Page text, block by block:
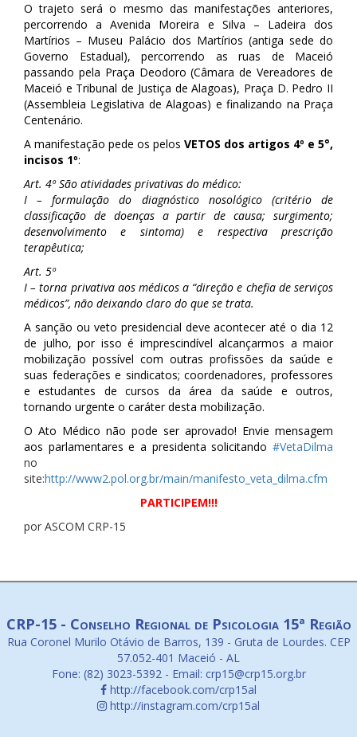
O trajeto será o mesmo das manifestações anteriores,
percorrendo a Avenida Moreira e Silva – Ladeira dos
Martírios – Museu Palácio dos Martírios (antiga sede do
Governo Estadual), percorrendo as ruas de Maceió
passando pela Praça Deodoro (Câmara de Vereadores de
Maceió e Tribunal de Justiça de Alagoas), Praça D. Pedro II
(Assembleia Legislativa de Alagoas) e finalizando na Praça
Centenário.
A manifestação pede os pelos VETOS dos artigos 4º e 5°,
incisos 1º:
Art. 4º São atividades privativas do médico:
I – formulação do diagnóstico nosológico (critério de
classificação de doenças a partir de causa; surgimento;
desenvolvimento e sintoma) e respectiva prescrição
terapêutica;
Art. 5º
I – torna privativa aos médicos a “direção e chefia de serviços
médicos”, não deixando claro do que se trata.
A sanção ou veto presidencial deve acontecer até o dia 12
de julho, por isso é imprescindível alcançarmos a maior
mobilização possível com outras profissões da saúde e
suas federações e sindicatos; coordenadores, professores
e estudantes de cursos da área da saúde e outros,
tornando urgente o caráter desta mobilização.
O Ato Médico não pode ser aprovado! Envie mensagem
aos parlamentares e a presidenta solicitando #VetaDilma
no
site:http://www2.pol.org.br/main/manifesto_veta_dilma.cfm
PARTICIPEM!!!
por ASCOM CRP-15
CRP-15 - Conselho Regional de Psicologia 15ª Região
Rua Coronel Murilo Otávio de Barros, 139 - Gruta de Lourdes. CEP
57.052-401 Maceió - AL
Fone: (82) 3023-5392 - Email: crp15@crp15.org.br
http://facebook.com/crp15al
http://instagram.com/crp15al